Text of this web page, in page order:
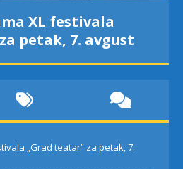
XL festivala
petak, 7. avgust
„Grad teatar“ za petak, 7.